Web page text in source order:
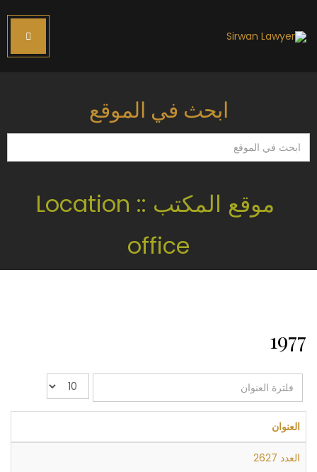
ابحث في الموقع
ابحث
في
موقع المكتب :: Location
office
1977
فلترة
العنوان
عدد
الإظهارات:
العنوان
العدد 2627